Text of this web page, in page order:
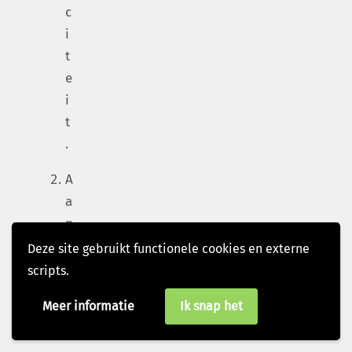
Deze site gebruikt functionele cookies en externe
scripts.
Meer informatie Ik snap het
c
i
t
e
i
t
.
A
a
n
h
e
d